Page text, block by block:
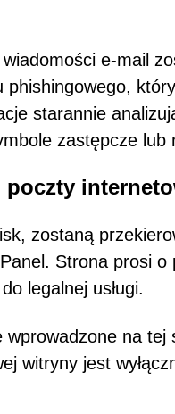
e-mail
starannie
zastępcze lub
poczty
zostaną
Strona prosi o
legalnej usługi.
na
witryny jest